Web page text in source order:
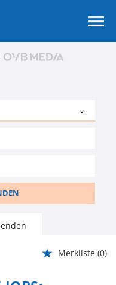
Merkliste (0)